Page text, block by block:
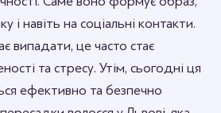
і навіть на соціальні контакти.
випадати, це часто стає
та стресу. Утім, сьогодні ця
ефективно та безпечно